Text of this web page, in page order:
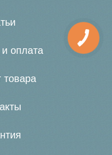
оплата
товара